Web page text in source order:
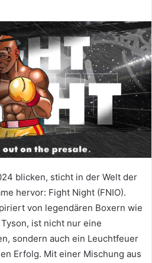
blicken, sticht in der Welt der
hervor: Fight Night (FNIO).
von legendären Boxern wie
ist nicht nur eine
sondern auch ein Leuchtfeuer
Erfolg. Mit einer Mischung aus